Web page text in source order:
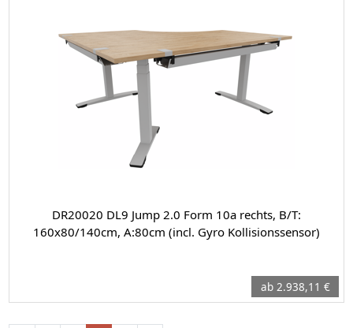
DR20020 DL9 Jump 2.0 Form 10a rechts, B/T:
160x80/140cm, A:80cm (incl. Gyro Kollisionssensor)
ab 2.938,11 €